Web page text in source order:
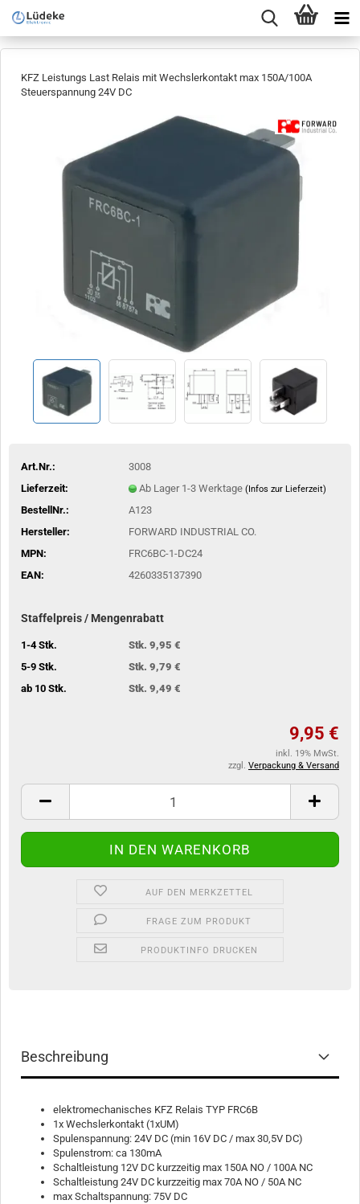
KFZ Leistungs Last Relais mit Wechslerkontakt max 150A/100A
Steuerspannung 24V DC
Art.Nr.:
3008
Lieferzeit:
Ab Lager 1-3 Werktage (Infos zur Lieferzeit)
BestellNr.:
A123
Hersteller:
FORWARD INDUSTRIAL CO.
MPN:
FRC6BC-1-DC24
EAN:
4260335137390
Staffelpreis / Mengenrabatt
1-4 Stk.
Stk. 9,95 €
5-9 Stk.
Stk. 9,79 €
ab 10 Stk.
Stk. 9,49 €
9,95 €
inkl. 19% MwSt.
zzgl. Verpackung & Versand
AUF DEN MERKZETTEL
FRAGE ZUM PRODUKT
PRODUKTINFO DRUCKEN
Beschreibung
elektromechanisches KFZ Relais TYP FRC6B
1x Wechslerkontakt (1xUM)
Spulenspannung: 24V DC (min 16V DC / max 30,5V DC)
Spulenstrom: ca 130mA
Schaltleistung 12V DC kurzzeitig max 150A NO / 100A NC
Schaltleistung 24V DC kurzzeitig max 70A NO / 50A NC
max Schaltspannung: 75V DC